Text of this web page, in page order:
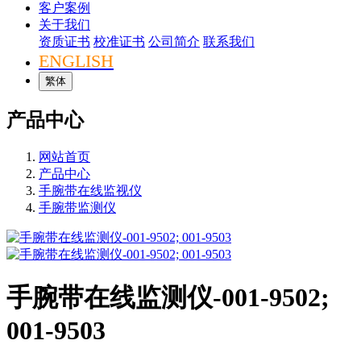
客户案例
关于我们
资质证书 校准证书 公司简介 联系我们
ENGLISH
繁体
产品中心
网站首页
产品中心
手腕带在线监视仪
手腕带监测仪
手腕带在线监测仪-001-9502;
001-9503